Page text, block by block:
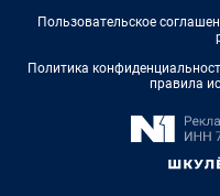
Пользовательское
Политика
правила